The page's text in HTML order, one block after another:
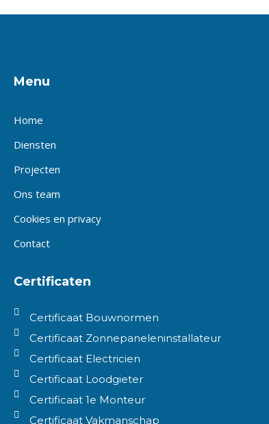
Menu
Home
Diensten
Projecten
Ons team
Cookies en privacy
Contact
Certificaten
Certificaat Bouwnormen
Certificaat Zonnepaneleninstallateur
Certificaat Electricien
Certificaat Loodgieter
Certificaat 1e Monteur
Certificaat Vakmanschap